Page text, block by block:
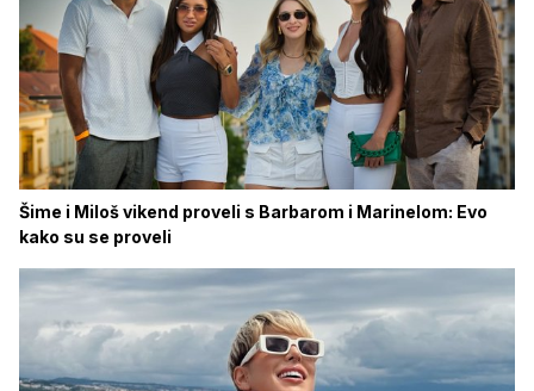
Šime i Miloš vikend proveli s Barbarom i Marinelom: Evo
kako su se proveli